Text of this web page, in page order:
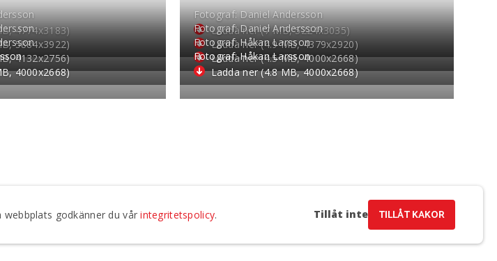
4774x3183)
Fotograf: Daniel Andersson
Ladda ner (7 MB, 5224x3035)
5884x3922)
Fotograf: Daniel Andersson
Ladda ner (4.9 MB, 4379x2920)
4132x2756)
Fotograf: Håkan Larsson
Ladda ner (4.5 MB, 4000x2668)
4000x2668)
Fotograf: Håkan Larsson
Ladda ner (4.8 MB, 4000x2668)
godkänner du vårintegritetspolicy. Tillåt inte TILLÅT KAKOR